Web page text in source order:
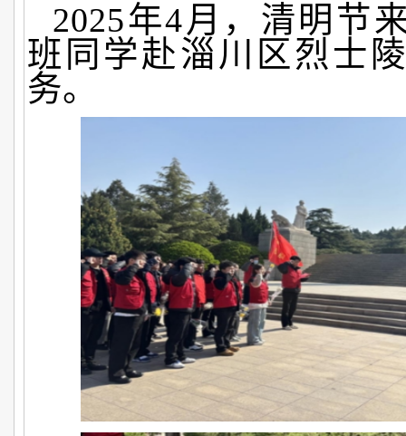
2025年4月，清明节
班同学赴淄川区烈士
务。